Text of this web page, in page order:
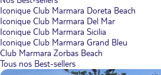
Iconique Club Marmara Doreta Beach
Iconique Club Marmara Del Mar
Iconique Club Marmara Sicilia
Iconique Club Marmara Grand Bleu
Club Marmara Zorbas Beach
Tous nos Best-sellers